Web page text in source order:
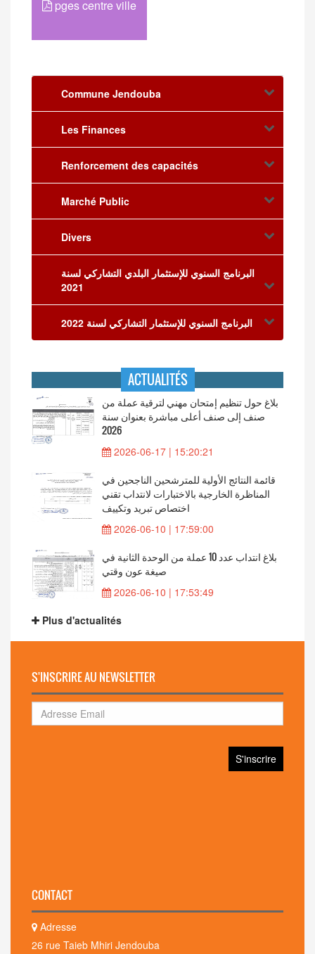
pges centre ville
Commune Jendouba
Les Finances
Renforcement des capacités
Marché Public
Divers
البرنامج السنوي للإستثمار البلدي التشاركي لسنة
2021
البرنامج السنوي للإستثمار التشاركي لسنة 2022
ACTUALITÉS
بلاغ حول تنظيم إمتحان مهني لترقية عملة من
صنف إلى صنف أعلى مباشرة بعنوان سنة
2026
2026-06-17 | 15:20:21
قائمة النتائج الأولية للمترشحين الناجحين في
المناظرة الخارجية بالاختبارات لانتداب تقني
اختصاص تبريد وتكييف
2026-06-10 | 17:59:00
بلاغ انتداب عدد 10 عملة من الوحدة الثانية في
صيغة عون وقتي
2026-06-10 | 17:53:49
Plus d'actualités
S'INSCRIRE AU NEWSLETTER
CONTACT
Adresse
26 rue Taieb Mhiri Jendouba